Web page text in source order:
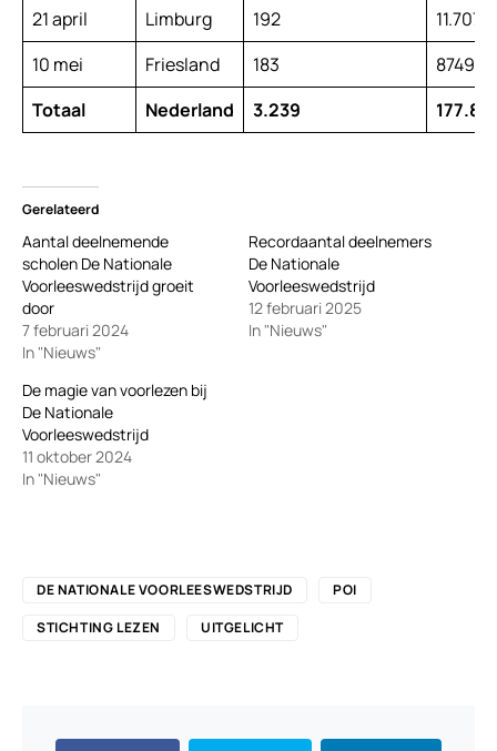
21 april
Limburg 192
11.707
10 mei
Friesland 183
8749
Totaal
Nederland 3.239
Gerelateerd
Aantal deelnemende
scholen De Nationale
Voorleeswedstrijd groeit
door
7 februari 2024
In "Nieuws"
Recordaantal deelnemers
De Nationale
Voorleeswedstrijd
12 februari 2025
In "Nieuws"
De magie van voorlezen bij
De Nationale
Voorleeswedstrijd
11 oktober 2024
In "Nieuws"
DE NATIONALE VOORLEESWEDSTRIJD
POI
STICHTING LEZEN
UITGELICHT